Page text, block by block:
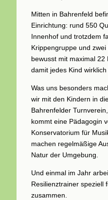
Mitten in Bahrenfeld
Einrichtung: rund 550
Innenhof und trotzdem
Krippengruppe und zwei
bewusst mit maximal 22
damit jedes Kind wirklich
Was uns besonders
wir mit den Kindern in
Bahrenfelder
kommt eine Pädagogin
Konservatorium für
machen regelmäßige
Natur der Umgebung.
Und einmal im Jahr
Resilienztrainer speziell
zusammen.